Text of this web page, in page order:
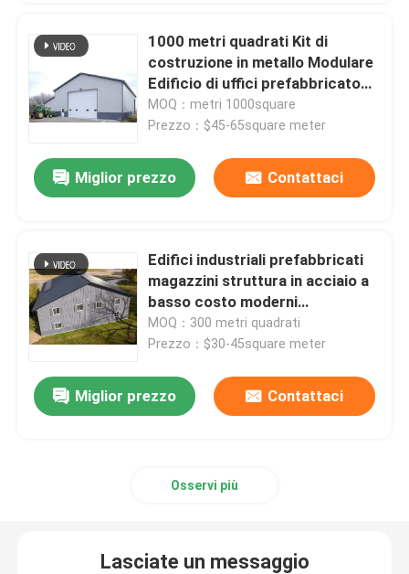
isolamento della lana di vetro
isolamento di lana di roccia
Fascio di acciaio per costruzioni edili
Sezione del canale in acciaio
1000 metri quadrati Kit di
costruzione in metallo Modulare
Edificio di uffici prefabbricato
Studio commerciale Manifattura
CE Soluzione gratuita Moderno
prefabbricata Magazzino
MOQ：metri 1000square
Prezzo：$45-65square meter
Miglior prezzo Contattaci
Edifici industriali prefabbricati
magazzini struttura in acciaio a
basso costo moderni
galvanizzati installazione rapida
costruzione metallica Perfab
MOQ：300 metri quadrati
Prezzo：$30-45square meter
Miglior prezzo Contattaci
Osservi più
Lasciate un messaggio